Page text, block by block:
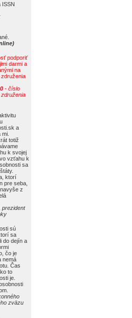
ISSN
podporiť
darmi a
na
- číslo
a
totiž
k svojej
vzťahu k
sa
ktorí
pre seba,
z
, prezident
sú
sa
do dejín a
čo je
nemá
Čas
to
je.
zväzu